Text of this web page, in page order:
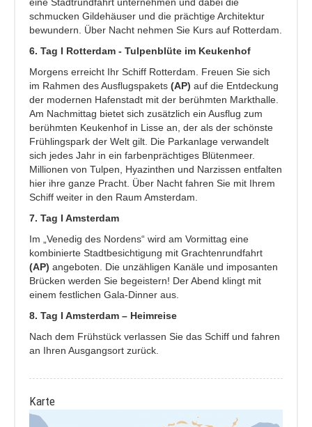
schmucken Gildehäuser und die prächtige Architektur
bewundern. Über Nacht nehmen Sie Kurs auf Rotterdam.
6. Tag I Rotterdam - Tulpenblüte im Keukenhof
Morgens erreicht Ihr Schiff Rotterdam. Freuen Sie sich
im Rahmen des Ausflugspakets (AP) auf die Entdeckung
der modernen Hafenstadt mit der berühmten Markthalle.
Am Nachmittag bietet sich zusätzlich ein Ausflug zum
berühmten Keukenhof in Lisse an, der als der schönste
Frühlingspark der Welt gilt. Die Parkanlage verwandelt
sich jedes Jahr in ein farbenprächtiges Blütenmeer.
Millionen von Tulpen, Hyazinthen und Narzissen entfalten
hier ihre ganze Pracht. Über Nacht fahren Sie mit Ihrem
Schiff weiter in den Raum Amsterdam.
7. Tag I Amsterdam
Im „Venedig des Nordens“ wird am Vormittag eine
kombinierte Stadtbesichtigung mit Grachtenrundfahrt
(AP) angeboten. Die unzähligen Kanäle und imposanten
Brücken werden Sie begeistern! Der Abend klingt mit
einem festlichen Gala-Dinner aus.
8. Tag I Amsterdam – Heimreise
Nach dem Frühstück verlassen Sie das Schiff und fahren
an Ihren Ausgangsort zurück.
Karte